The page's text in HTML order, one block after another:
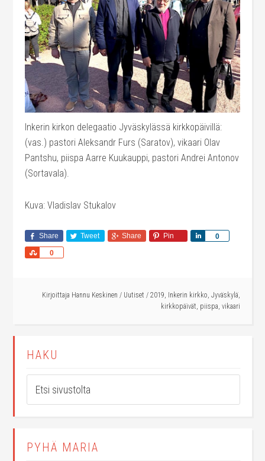
Inkerin kirkon delegaatio Jyväskylässä kirkkopäivillä:
(vas.) pastori Aleksandr Furs (Saratov), vikaari Olav
Pantshu, piispa Aarre Kuukauppi, pastori Andrei Antonov
(Sortavala).
Kuva: Vladislav Stukalov
Share Tweet Share Pin 0
Share
0
Share
Kirjoittaja Hannu Keskinen / Uutiset / 2019, Inkerin kirkko, Jyväskylä,
kirkkopäivät, piispa, vikaari
HAKU
PYHÄ MARIA